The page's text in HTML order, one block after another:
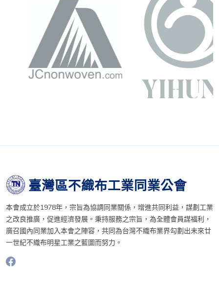
臺灣區不織布工業同業公會
本會成立於1978年，宗旨為協調同業關係，增進共同利益，謀劃工業
之改良推廣，促進經濟發展。秉持服務之宗旨，為全體會員謀福利，
廣召國內同業加入本會之陣容，共同為台灣不織布業界勾劃出未來廿
一世紀不織布明星工業之藍圖而努力。